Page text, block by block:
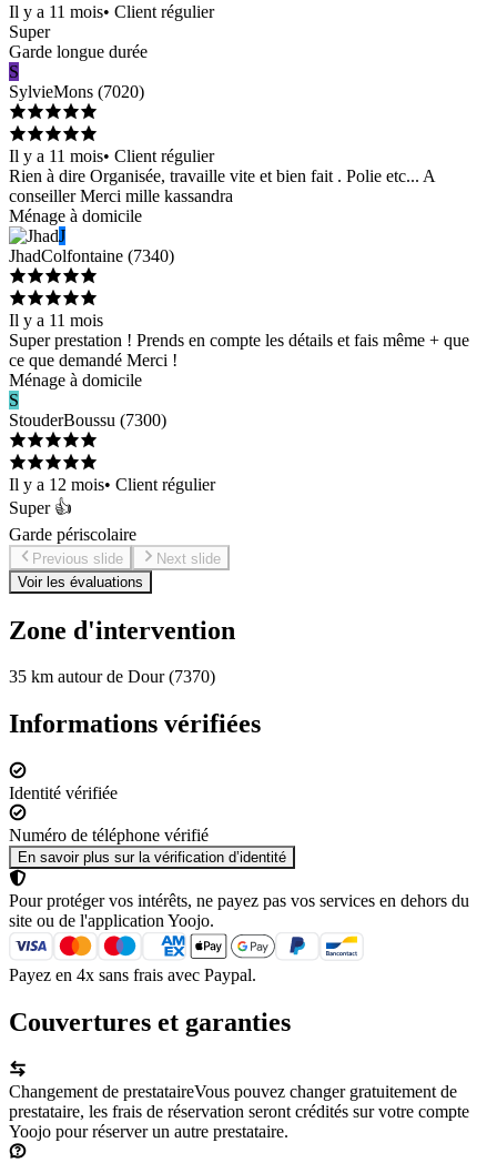
Il y a 11 mois• Client régulier
Super
Garde longue durée
S
SylvieMons (7020)
Il y a 11 mois• Client régulier
Rien à dire Organisée, travaille vite et bien fait . Polie etc... A
conseiller Merci mille kassandra
Ménage à domicile
J
JhadColfontaine (7340)
Il y a 11 mois
Super prestation ! Prends en compte les détails et fais même + que
ce que demandé Merci !
Ménage à domicile
S
StouderBoussu (7300)
Il y a 12 mois• Client régulier
Super 👍
Garde périscolaire
Previous slide
Next slide
Voir les évaluations
Zone d'intervention
35 km autour de Dour (7370)
Informations vérifiées
Identité vérifiée
Numéro de téléphone vérifié
En savoir plus sur la vérification d’identité
Pour protéger vos intérêts, ne payez pas vos services en dehors du
site ou de l'application Yoojo.
Payez en 4x sans frais avec Paypal.
Couvertures et garanties
Changement de prestataireVous pouvez changer gratuitement de
prestataire, les frais de réservation seront crédités sur votre compte
Yoojo pour réserver un autre prestataire.